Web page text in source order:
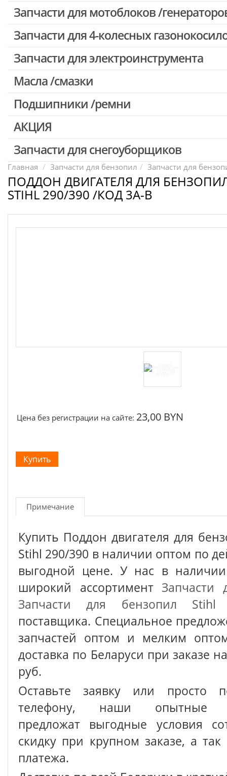
Запчасти для мотоблоков /
Запчасти для 4-колесных
Запчасти для электроинструмента
Двигатели, редукторы для шуруповертов
Выключатели, переключатели
Запчасти для перфораторов и отбойных молотков
Запчасти для УШМ (болгарок)
Запчасти для электроинструмента другие
Конденсаторы
Якоря, статоры
Аккумуляторы, зарядные устройства
Щётки, щёточные узлы
Масла /смазки
Подшипники /ремни
АКЦИЯ
Скидка 50%
Запчасти для снегоуборщиков
Главная Запчасти для бензопил Запчасти для
ПОДДОН ДВИГАТЕЛЯ ДЛЯ
STIHL 290/390 /КОД 3A-B
Цена без регистрации на сайте: 23,00 BYN
Примечание
Купить Поддон двигателя для
Stihl 290/390 в наличии оптом по
выгодной цене. У нас в
широкий ассортимент Запчасти
Запчасти для бензопил Stihl
поставщика. Специальное
запчастей оптом и мелким
доставка по Беларуси при заказе
руб.
Оставьте заявку или просто
телефону, наши опытные
предложат выгодные условия
скидку при крупном заказе, а так
платежа.